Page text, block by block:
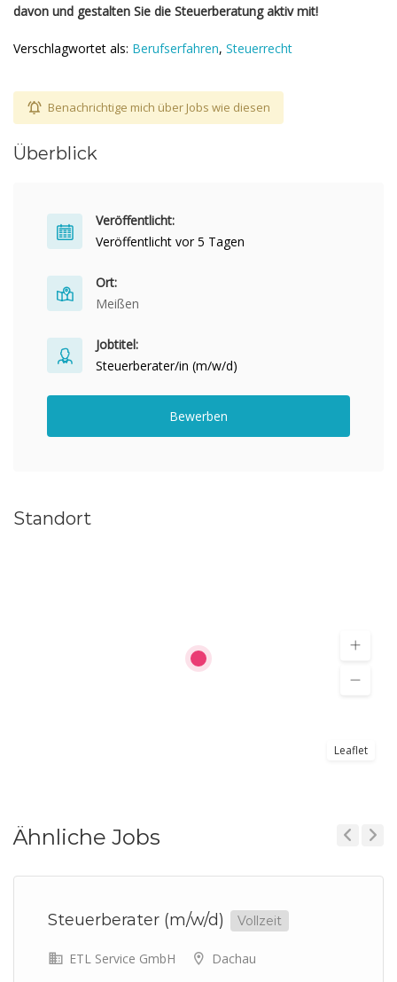
davon und gestalten Sie die Steuerberatung aktiv mit!
Verschlagwortet als: Berufserfahren, Steuerrecht
Benachrichtige mich über Jobs wie diesen
Überblick
Veröffentlicht:
Veröffentlicht vor 5 Tagen
Ort:
Meißen
Jobtitel:
Steuerberater/in (m/w/d)
Bewerben
Standort
Leaflet
Ähnliche Jobs
Steuerberater (m/w/d) Vollzeit
ETL Service GmbH Dachau